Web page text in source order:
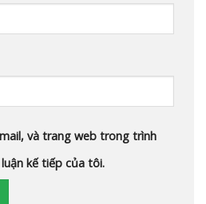
và trang web trong trình
kế tiếp của tôi.